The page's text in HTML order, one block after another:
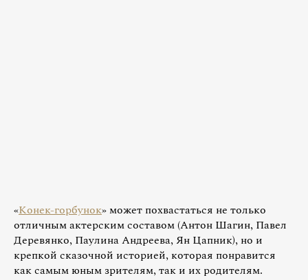
«Конек-горбунок» может похвастаться не только
отличным актерским составом (Антон Шагин, Павел
Деревянко, Паулина Андреева, Ян Цапник), но и
крепкой сказочной историей, которая понравится
как самым юным зрителям, так и их родителям.